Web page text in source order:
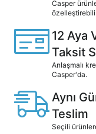
Casper
12 Aya
Taksit
Anlaşmalı
Casper'da.
Aynı
Teslim
Seçili